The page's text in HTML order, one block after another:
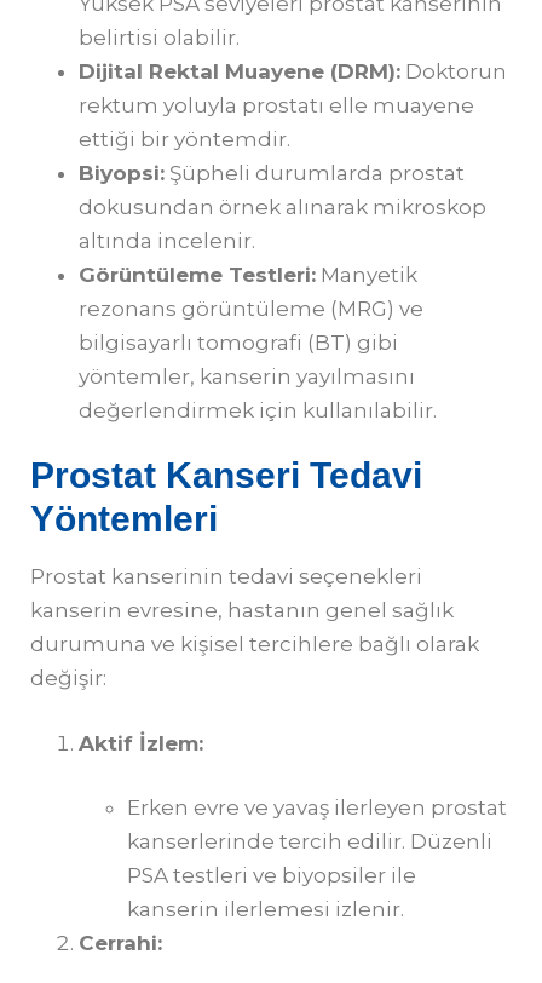
belirtisi olabilir.
Dijital Rektal Muayene (DRM): Doktorun
rektum yoluyla prostatı elle muayene
ettiği bir yöntemdir.
Biyopsi: Şüpheli durumlarda prostat
dokusundan örnek alınarak mikroskop
altında incelenir.
Görüntüleme Testleri: Manyetik
rezonans görüntüleme (MRG) ve
bilgisayarlı tomografi (BT) gibi
yöntemler, kanserin yayılmasını
değerlendirmek için kullanılabilir.
Prostat Kanseri Tedavi
Yöntemleri
Prostat kanserinin tedavi seçenekleri
kanserin evresine, hastanın genel sağlık
durumuna ve kişisel tercihlere bağlı olarak
değişir:
Aktif İzlem:
Erken evre ve yavaş ilerleyen prostat
kanserlerinde tercih edilir. Düzenli
PSA testleri ve biyopsiler ile
kanserin ilerlemesi izlenir.
Cerrahi: